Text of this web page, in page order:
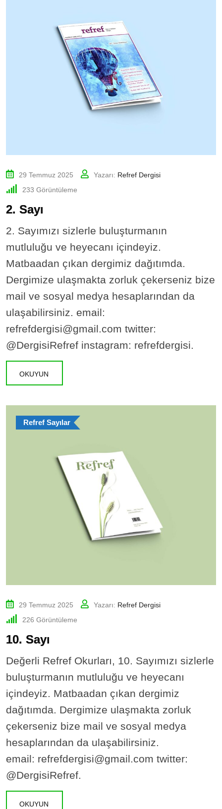
29 Temmuz 2025 Yazarı: Refref Dergisi
233 Görüntüleme
2. Sayı
2. Sayımızı sizlerle buluşturmanın
mutluluğu ve heyecanı içindeyiz.
Matbaadan çıkan dergimiz dağıtımda.
Dergimize ulaşmakta zorluk çekerseniz bize
mail ve sosyal medya hesaplarından da
ulaşabilirsiniz. email:
refrefdergisi@gmail.com twitter:
@DergisiRefref instagram: refrefdergisi.
OKUYUN
Refref Sayılar
29 Temmuz 2025 Yazarı: Refref Dergisi
226 Görüntüleme
10. Sayı
Değerli Refref Okurları, 10. Sayımızı sizlerle
buluşturmanın mutluluğu ve heyecanı
içindeyiz. Matbaadan çıkan dergimiz
dağıtımda. Dergimize ulaşmakta zorluk
çekerseniz bize mail ve sosyal medya
hesaplarından da ulaşabilirsiniz.
email: refrefdergisi@gmail.com twitter:
@DergisiRefref.
OKUYUN